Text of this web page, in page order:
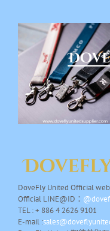
DoveFly United Official
Official LINE@ID：
TEL : + 886 4 2626 9101
E-mail :